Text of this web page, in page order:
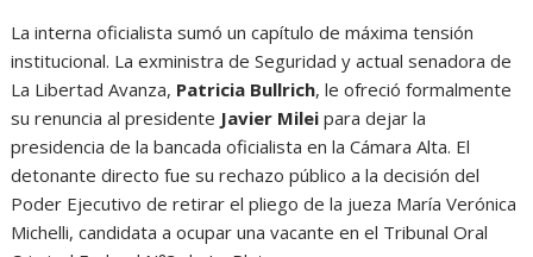
La interna oficialista sumó un capítulo de máxima tensión
institucional. La exministra de Seguridad y actual senadora de
La Libertad Avanza, Patricia Bullrich, le ofreció formalmente
su renuncia al presidente Javier Milei para dejar la
presidencia de la bancada oficialista en la Cámara Alta. El
detonante directo fue su rechazo público a la decisión del
Poder Ejecutivo de retirar el pliego de la jueza María Verónica
Michelli, candidata a ocupar una vacante en el Tribunal Oral